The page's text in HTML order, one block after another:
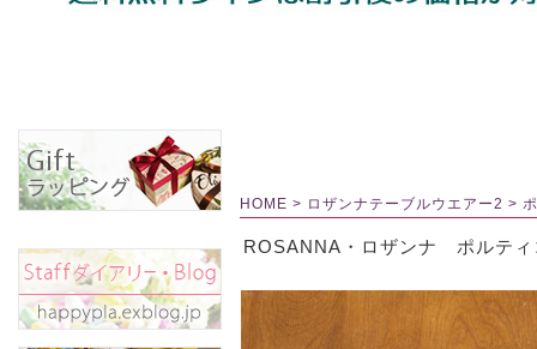
HOME > ロザンナテーブルウエアー2 >
ROSANNA・ロザンナ ポルテ